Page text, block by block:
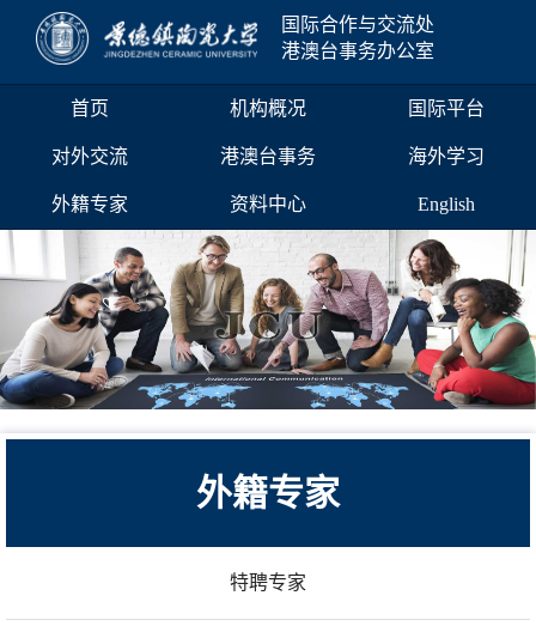
国际合作与交流处
港澳台事务办公室
首页 机构概况 国际平台
对外交流 港澳台事务 海外学习
外籍专家 资料中心 English
外籍专家
特聘专家